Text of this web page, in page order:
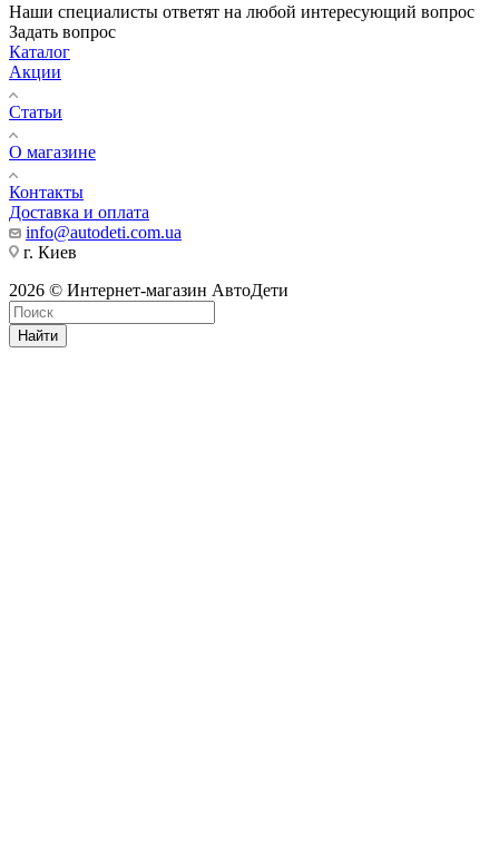
Наши специалисты ответят на любой интересующий вопрос
Задать вопрос
Каталог
Акции
Статьи
О магазине
Контакты
Доставка и оплата
info@autodeti.com.ua
г. Киев
2026 © Интернет-магазин АвтоДети
Найти